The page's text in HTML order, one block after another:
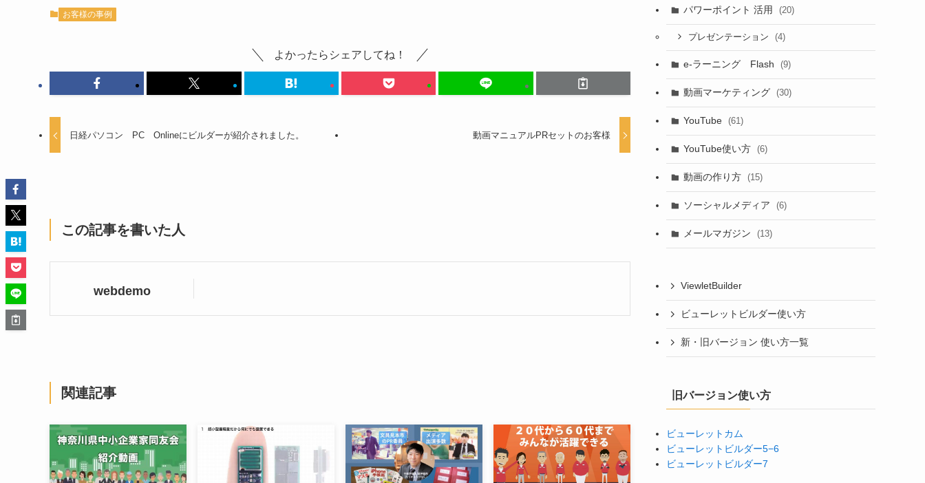
お客様の事例
よかったらシェアしてね！
日経パソコン PC Onlineにビルダーが紹介されました。 動画マニュアルPRセットのお客様
この記事を書いた人
webdemo
関連記事
パワーポイント 活用 (20)
プレゼンテーション (4)
e-ラーニング Flash (9)
動画マーケティング (30)
YouTube (61)
YouTube使い方 (6)
動画の作り方 (15)
ソーシャルメディア (6)
メールマガジン (13)
ViewletBuilder
ビューレットビルダー使い方
新・旧バージョン 使い方一覧
旧バージョン使い方
ビューレットカム
ビューレットビルダー5−6
ビューレットビルダー7